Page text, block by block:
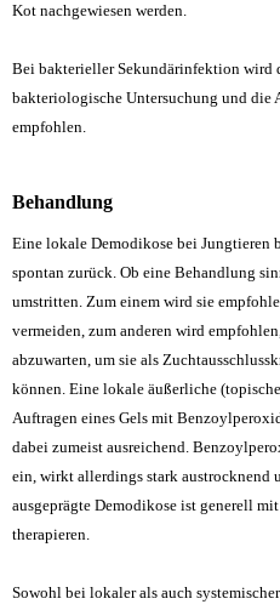
Kot nachgewiesen werden.
Bei bakterieller Sekundärinfektion wird
bakteriologische Untersuchung und die
empfohlen.
Behandlung
Eine lokale Demodikose bei Jungtieren
spontan zurück. Ob eine Behandlung
umstritten. Zum einem wird sie
vermeiden, zum anderen wird
abzuwarten, um sie als
können. Eine lokale äußerliche
Auftragen eines Gels mit
dabei zumeist ausreichend.
ein, wirkt allerdings stark austrocknend
ausgeprägte Demodikose ist generell
therapieren.
Sowohl bei lokaler als auch